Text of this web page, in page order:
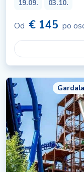
19.09.
03.10.
Od € 145 po